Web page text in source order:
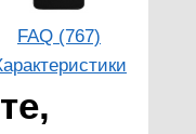
FAQ (767)